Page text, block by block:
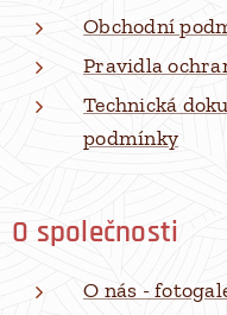
Obchodní
Pravidla
Technická
podmínky
O společnosti
O nás -